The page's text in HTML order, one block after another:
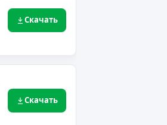
Скачать
Скачать